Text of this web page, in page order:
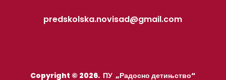
predskolska.novisad@gmail.com
Copyright © 2026. ПУ „Радосно детињство“